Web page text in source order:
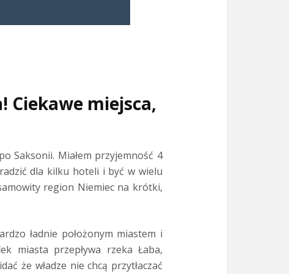
Ciekawe miejsca,
Saksonii. Miałem przyjemność 4
dla kilku hoteli i być w wielu
region Niemiec na krótki,
ładnie położonym miastem i
miasta przepływa rzeka Łaba,
że władze nie chcą przytłaczać